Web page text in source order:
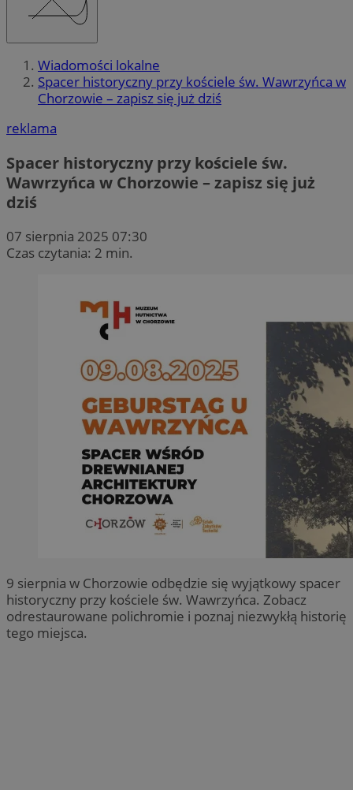
Wiadomości lokalne
Spacer historyczny przy kościele św. Wawrzyńca w
Chorzowie – zapisz się już dziś
reklama
Spacer historyczny przy kościele św.
Wawrzyńca w Chorzowie – zapisz się już
dziś
07 sierpnia 2025 07:30
Czas czytania: 2 min.
9 sierpnia w Chorzowie odbędzie się wyjątkowy spacer
historyczny przy kościele św. Wawrzyńca. Zobacz
odrestaurowane polichromie i poznaj niezwykłą historię
tego miejsca.